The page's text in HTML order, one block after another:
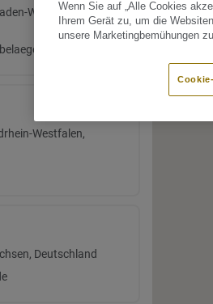
Württemberg,
Westfalen,
Deutschland
Wenn Sie auf „Alle Cookies
Ihrem Gerät zu, um die
unsere Marketingbemühungen